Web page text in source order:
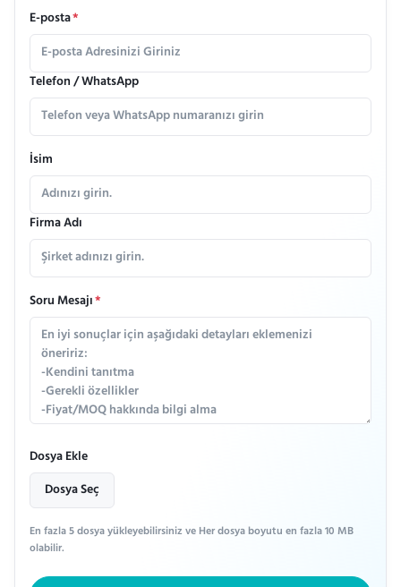
E-posta*
Telefon / WhatsApp
İsim
Firma Adı
Soru Mesajı*
Dosya Ekle
Dosya Seç
En fazla 5 dosya yükleyebilirsiniz ve Her dosya boyutu en fazla 10 MB
olabilir.